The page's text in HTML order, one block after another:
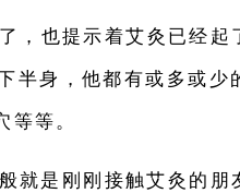
，也提示着艾灸已经起
半身，他都有或多或少
等等。
就是刚刚接触艾灸的朋